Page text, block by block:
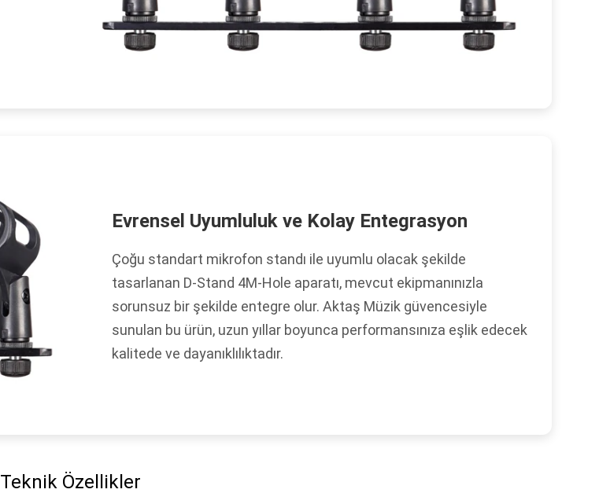
Evrensel Uyumluluk ve Kolay Entegrasyon
Çoğu standart mikrofon standı ile uyumlu olacak şekilde
tasarlanan D-Stand 4M-Hole aparatı, mevcut ekipmanınızla
sorunsuz bir şekilde entegre olur. Aktaş Müzik güvencesiyle
sunulan bu ürün, uzun yıllar boyunca performansınıza eşlik edecek
kalitede ve dayanıklılıktadır.
Teknik Özellikler